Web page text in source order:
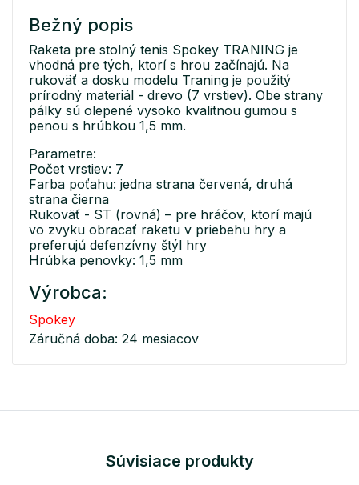
Bežný popis
Raketa pre stolný tenis Spokey TRANING je
vhodná pre tých, ktorí s hrou začínajú. Na
rukoväť a dosku modelu Traning je použitý
prírodný materiál - drevo (7 vrstiev). Obe strany
pálky sú olepené vysoko kvalitnou gumou s
penou s hrúbkou 1,5 mm.
Parametre:
Počet vrstiev: 7
Farba poťahu: jedna strana červená, druhá
strana čierna
Rukoväť - ST (rovná) – pre hráčov, ktorí majú
vo zvyku obracať raketu v priebehu hry a
preferujú defenzívny štýl hry
Hrúbka penovky: 1,5 mm
Výrobca:
Spokey
Záručná doba: 24 mesiacov
Súvisiace produkty